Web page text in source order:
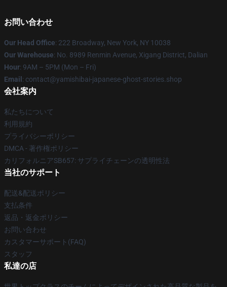
お問い合わせ
Our Head Office: 222 Broadway, New York, NY 10038
Our Warehouse: No. 8989 Renmin Avenue, Xigang District, Dalian
Hour: 9AM – 5PM (Mon – Fri)
Email : contact@yamishibai-japanese-ghost-stories.shop
会社案内
私たちについて
利用規約
プライバシーポリシー
DMCA - 著作権ポリシー
カリフォルニアSB657: サプライチェーンの透明性法
当社のサポート
配送&配送ポリシー
支払条件
返品・返金ポリシー
お問い合わせ
カスタマーサポート(FAQ)
スタッフ
私達の店